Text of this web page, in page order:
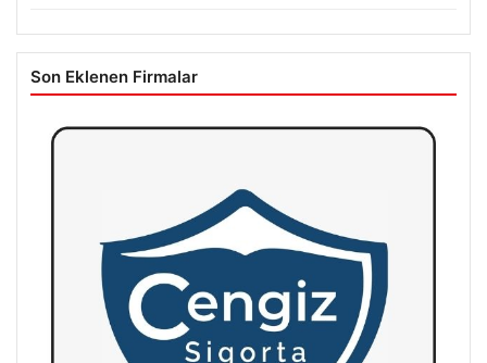
Son Eklenen Firmalar